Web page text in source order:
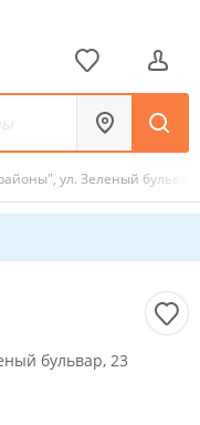
ул. Зеленый
бульвар, 23